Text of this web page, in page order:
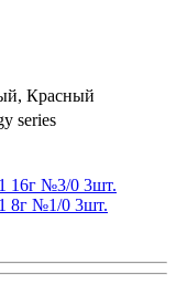
Красный
series
16г №3/0 3шт.
8г №1/0 3шт.